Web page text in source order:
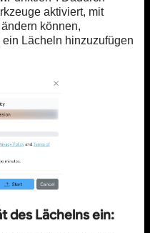
aktiviert, mit
können,
Lächeln hinzuzufügen
des Lächelns ein: